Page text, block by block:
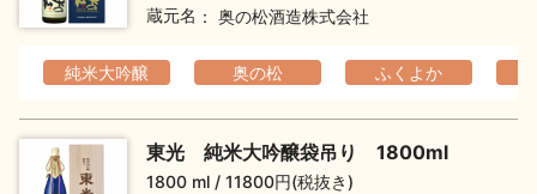
蔵元名
奥の松酒造株式会社
純米大吟醸 奥の松 ふくよか
東光 純米大吟醸袋吊り 1800ml
1800 ml
11800円(税抜き)